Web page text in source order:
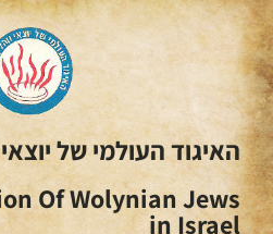
האיגוד העולמי של
Of Wolynian Jews
in Israel